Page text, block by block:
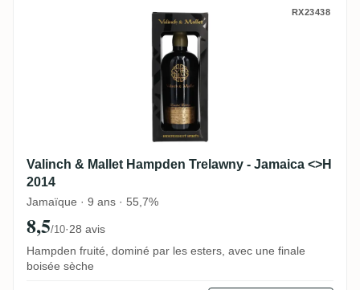
Valinch & Mallet Hampden Trelawny -
RX23438
Valinch & Mallet Hampden Trelawny - Jamaica <>H
2014
Jamaïque · 9 ans · 55,7%
8,5/10·28 avis
Hampden fruité, dominé par les esters, avec une finale
boisée sèche